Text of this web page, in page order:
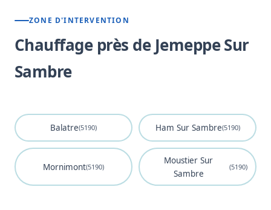
ZONE D'INTERVENTION
Chauffage près de Jemeppe Sur
Sambre
Balatre(5190) Ham Sur Sambre(5190)
Mornimont(5190)
Moustier Sur
Sambre
(5190)